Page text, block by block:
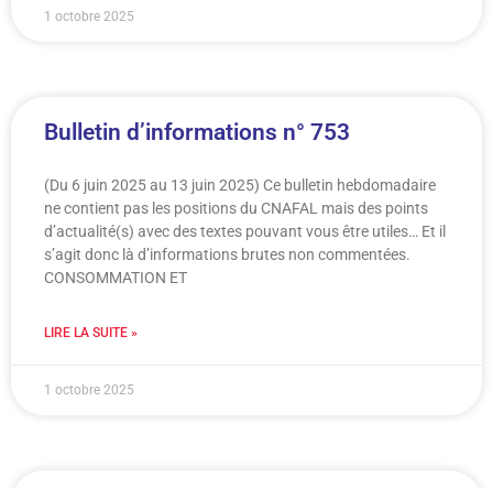
1 octobre 2025
Bulletin d’informations n° 753
(Du 6 juin 2025 au 13 juin 2025) Ce bulletin hebdomadaire
ne contient pas les positions du CNAFAL mais des points
d’actualité(s) avec des textes pouvant vous être utiles… Et il
s’agit donc là d’informations brutes non commentées.
CONSOMMATION ET
LIRE LA SUITE »
1 octobre 2025